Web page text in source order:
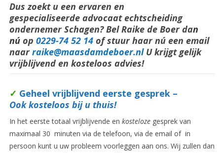
Dus zoekt u een ervaren en
gespecialiseerde advocaat echtscheiding
ondernemer Schagen? Bel Raike de Boer dan
nú op 0229-74 52 14 of stuur haar nú een email
naar raike@maasdamdeboer.nl U krijgt gelijk
vrijblijvend en kosteloos advies!
✓ Geheel vrijblijvend eerste gesprek –
Ook kosteloos bij u thuis!
In het eerste totaal vrijblijvende en kostelozegesprek van
maximaal 30 minuten via de telefoon, via de email of in
persoon kunt u uw probleem voorleggen aan ons. Wij zullen dan